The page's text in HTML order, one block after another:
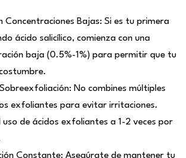
Concentraciones Bajas: Si es tu primera
ácido salicílico, comienza con una
baja (0.5%-1%) para permitir que tu
No combines múltiples
exfoliantes para evitar irritaciones.
uso de ácidos exfoliantes a 1-2 veces por
Constante: Asegúrate de mantener tu